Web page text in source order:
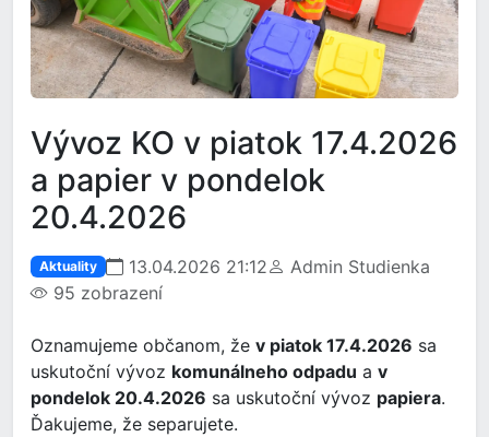
Vývoz KO v piatok 17.4.2026
a papier v pondelok
20.4.2026
Aktuality 13.04.2026 21:12
Admin Studienka
95 zobrazení
Oznamujeme občanom, že v piatok 17.4.2026 sa
uskutoční vývoz komunálneho odpadu a v
pondelok 20.4.2026 sa uskutoční vývoz papiera.
Ďakujeme, že separujete.